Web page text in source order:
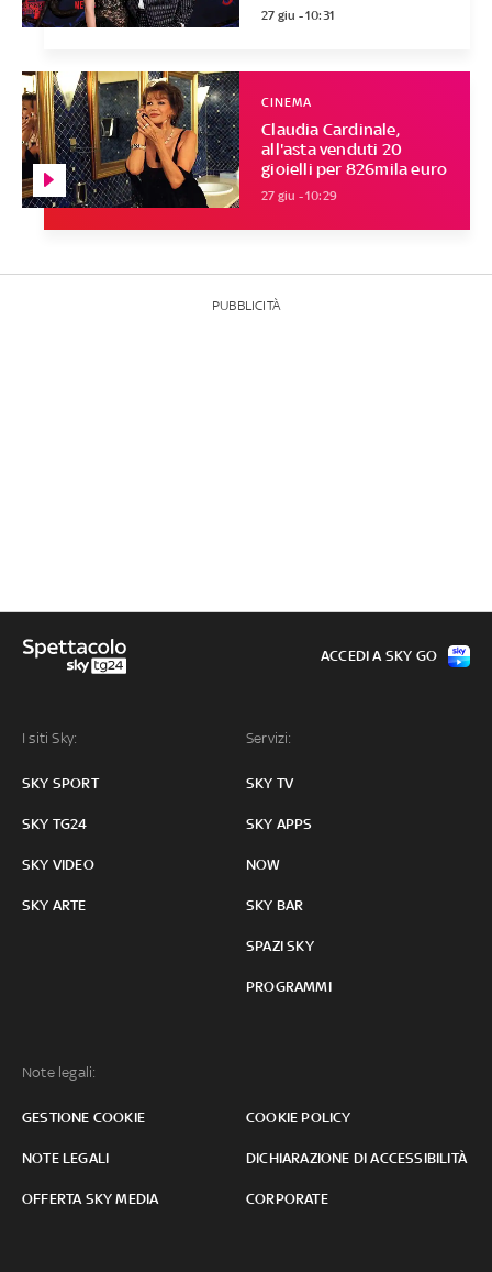
27 giu - 10:31
Claudia Cardinale,
all'asta venduti 20
gioielli per 826mila euro
CINEMA
27 giu - 10:29
PUBBLICITÀ
I siti Sky:
SKY SPORT
SKY TG24
SKY VIDEO
SKY ARTE
Servizi:
SKY TV
SKY APPS
NOW
SKY BAR
SPAZI SKY
PROGRAMMI
Note legali:
GESTIONE COOKIE COOKIE POLICY
NOTE LEGALI DICHIARAZIONE DI ACCESSIBILITÀ
OFFERTA SKY MEDIA CORPORATE
ACCEDI A SKY GO